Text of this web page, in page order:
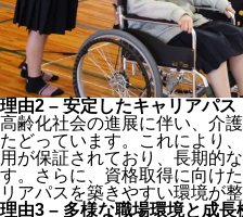
理由2 – 安定したキャリアパス
高齢化社会の進展に伴い、介
たどっています。これにより
用が保証されており、長期的
す。さらに、資格取得に向け
リアパスを築きやすい環境が整
理由3 – 多様な職場環境と成長